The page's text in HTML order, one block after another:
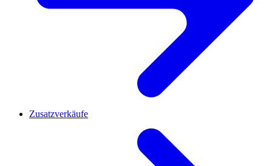
Zusatzverkäufe